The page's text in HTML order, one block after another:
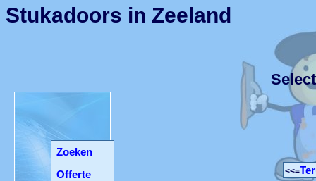
Zoeken
Offerte
Stukadoors in Zeeland
<<=